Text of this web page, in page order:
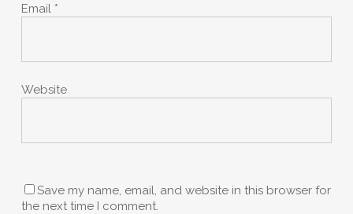
Email *
Website
Save my name, email, and website in this browser for
the next time I comment.